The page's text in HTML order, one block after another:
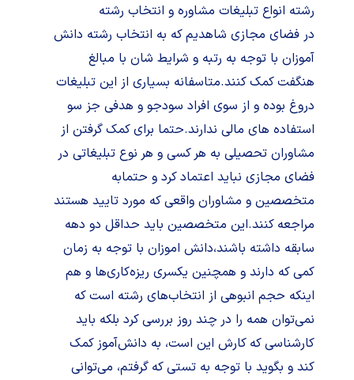
رشته انواع تبلیغات مشاوره و انتخاب رشته
در فضای مجازی شاهدیم که به انتخاب رشته دانش
آموزان با توجه به رتبه و شرایط شان با مبالغ
هنگفت کمک کنند.متاسفانه بسیاری از این تبلیغات
دروغ بوده و از سوی افراد سودجو و هدفی جز سو
استفاده های مالی ندارند.حتما برای کمک گرفتن از
مشاوران تحصیلی به هر کسی و هر نوع تبلیغاتی در
فضای مجازی نباید اعتماد کرد و حتمابه
متخصصین و مشاوران واقعی که مورد تایید هستند
مراجعه کنند.این متخصصین باید حداقل دو دهه
سابقه داشته باشند،دانش اموزان با توجه به زمان
کمی که دارند و همچنین یکسری ریزه‌کاری‌ها و هم
اینکه حجم انبوهی از انتخاب‌های رشته است که
نمی‌توان همه را در چند روز بررسی کرد بلکه باید
کارشناسی که کارش این است، به دانش‌آموز کمک
کند و بگوید با توجه به تستی که گرفتم، می‌توانی